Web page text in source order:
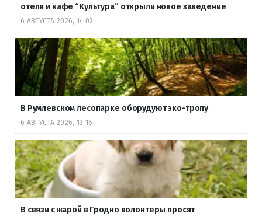
отеля и кафе “Культура” открыли новое заведение
6 АВГУСТА 2026, 14:02
В Румлевском лесопарке оборудуют эко-тропу
6 АВГУСТА 2026, 13:16
В связи с жарой в Гродно волонтеры просят